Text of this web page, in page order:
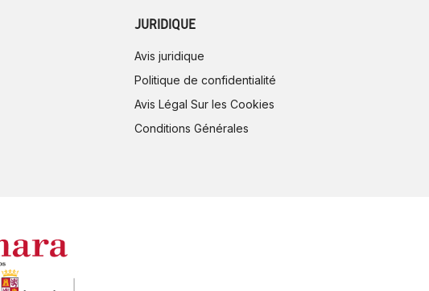
JURIDIQUE
Avis juridique
Politique de confidentialité
Avis Légal Sur les Cookies
Conditions Générales